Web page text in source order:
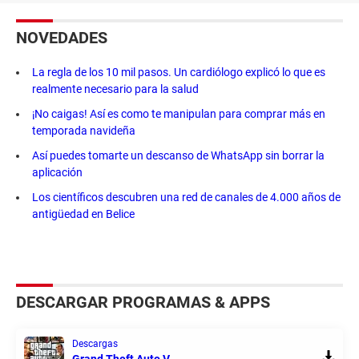
NOVEDADES
La regla de los 10 mil pasos. Un cardiólogo explicó lo que es
realmente necesario para la salud
¡No caigas! Así es como te manipulan para comprar más en
temporada navideña
Así puedes tomarte un descanso de WhatsApp sin borrar la
aplicación
Los científicos descubren una red de canales de 4.000 años de
antigüedad en Belice
DESCARGAR PROGRAMAS & APPS
Descargas